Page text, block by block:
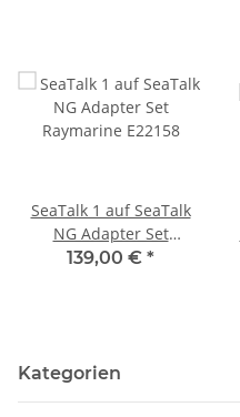
SeaTalk 1 auf SeaTalk
NG Adapter Set
Raymarine E22158
139,00 € *
Kategorien